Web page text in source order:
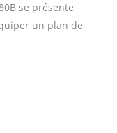
se présente
un plan de